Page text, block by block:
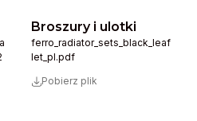
Broszury i ulotki
ferro_radiator_sets_black_leaf
let_pl.pdf
Pobierz plik